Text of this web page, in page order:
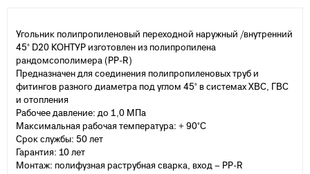
Угольник полипропиленовый переходной наружный /внутренний
45° D20 КОНТУР изготовлен из полипропилена
рандомсополимера (PP-R)
Предназначен для соединения полипропиленовых труб и
фитингов разного диаметра под углом 45° в системах ХВС, ГВС
и отопления
Рабочее давление: до 1,0 МПа
Максимальная рабочая температура: + 90°С
Срок службы: 50 лет
Гарантия: 10 лет
Монтаж: полифузная раструбная сварка, вход – PP-R